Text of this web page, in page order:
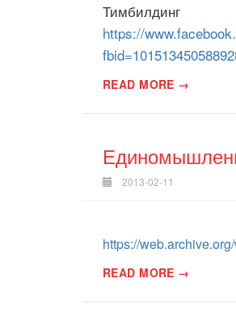
Тимбилдинг
https://
READ MORE →
2013-02-11
https://
READ MORE →